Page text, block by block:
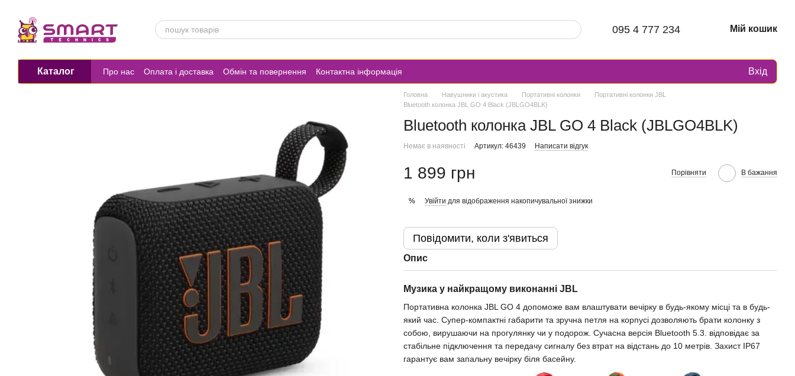
095 4 777 234 Мій кошик
Каталог Про нас Оплата і доставка Обмін та повернення Контактна інформація Вхід
Головна Навушники і акустика Портативні колонки
Портативні колонки JBL
Bluetooth колонка JBL GO 4 Black (JBLGO4BLK)
Bluetooth колонка JBL GO 4 Black (JBLGO4BLK)
Немає в наявності Артикул: 46439 Написати відгук
1 899 грн Порівняти В бажання
% Увійти для відображення накопичувальної знижки
Повідомити, коли з'явиться
Опис
Музика у найкращому виконанні JBL
Портативна колонка JBL GO 4 допоможе вам влаштувати вечірку в будь-якому місці та в будь-
який час. Супер-компактні габарити та зручна петля на корпусі дозволяють брати колонку з
собою, вирушаючи на прогулянку чи у подорож. Сучасна версія Bluetooth 5.3. відповідає за
стабільне підключення та передачу сигналу без втрат на відстань до 10 метрів. Захист IP67
гарантує вам запальну вечірку біля басейну.